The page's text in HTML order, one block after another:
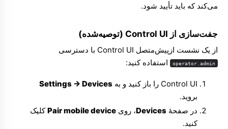
می‌کند که باید تأیید شود.
جفت‌سازی از Control UI (توصیه‌شده)
از یک نشست ازپیش‌متصل Control UI با دسترسی
operator.admin استفاده کنید:
Control UI را باز کنید و به
Settings → Devices
بروید.
در صفحهٔ Devices، روی Pair mobile deviceکلیک
کنید.